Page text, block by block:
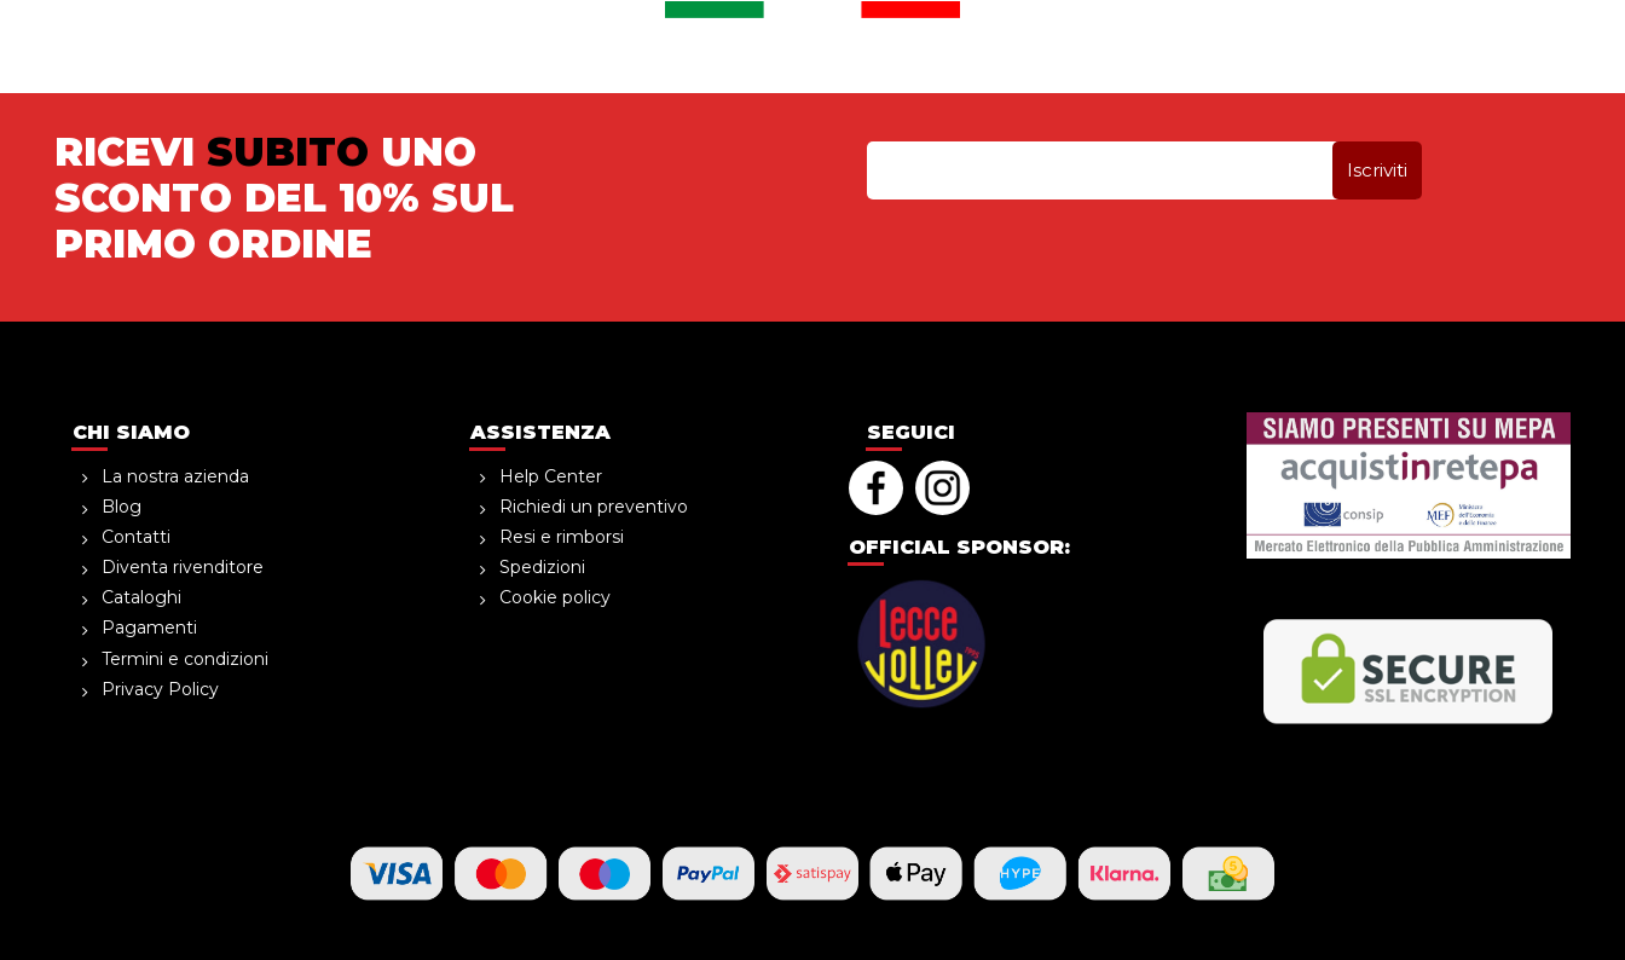
RICEVI SUBITO UNO
SCONTO DEL 10% SUL
PRIMO ORDINE
CHI SIAMO
La nostra azienda
Blog
Contatti
Diventa rivenditore
Cataloghi
Pagamenti
Termini e condizioni
Privacy Policy
ASSISTENZA
Help Center
Richiedi un preventivo
Resi e rimborsi
Spedizioni
Cookie policy
SEGUICI
OFFICIAL SPONSOR: